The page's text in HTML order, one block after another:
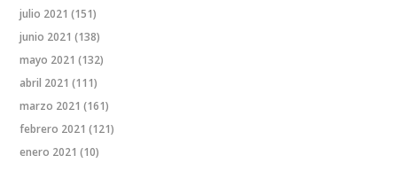
julio 2021 (151)
junio 2021 (138)
mayo 2021 (132)
abril 2021 (111)
marzo 2021 (161)
febrero 2021 (121)
enero 2021 (10)